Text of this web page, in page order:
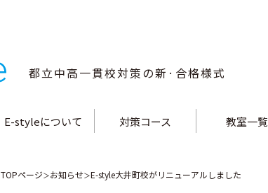
都立中高一貫校対策の新·合格様式
E-styleについて 対策コース 教室一覧
TOPページ＞お知らせ＞E-style大井町校がリニューアルしました